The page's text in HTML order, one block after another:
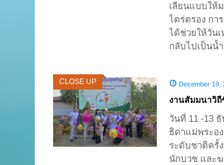
เลียนแบบให้
ไตร่ตรอง กา
ได้ช่วยให้วัน
กลับไปเป็นน้
CLOSE UP December 19,
งานสัมมนาวิ
วันที่ 11 -13
ธิดาแม่พระอ
ระดับชาติครั้
นักบวช และ